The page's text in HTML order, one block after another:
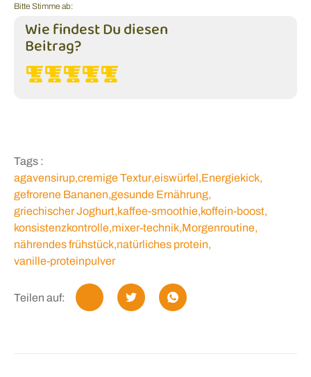
Bitte Stimme ab:
Wie findest Du diesen
Beitrag?
Tags :
agavensirup,cremige Textur,eiswürfel,Energiekick,
gefrorene Bananen,gesunde Ernährung,
griechischer Joghurt,kaffee-smoothie,koffein-boost,
konsistenzkontrolle,mixer-technik,Morgenroutine,
nährendes frühstück,natürliches protein,
vanille-proteinpulver
Teilen auf: